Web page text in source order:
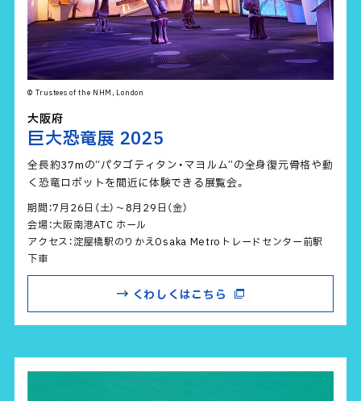
© Trustees of the NHM, London
大阪府
巨大恐竜展 2025
全長約37mの“パタゴティタン・マヨルム”の全身復元骨格や動
く恐竜ロボットを間近に体験できる展覧会。
期間：7月26日（土）～8月29日（金）
会場：大阪南港ATC ホール
アクセス：淀屋橋駅のりかえOsaka Metroトレードセンター前駅
下車
くわしくはこちら